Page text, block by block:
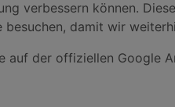
verbessern können.
damit wir
auf der offiziellen Google